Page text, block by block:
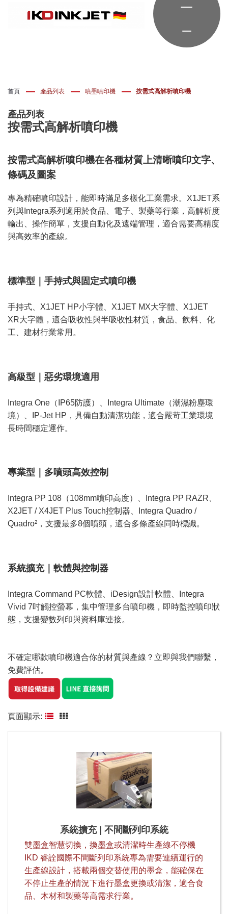
首頁 產品列表 噴墨噴印機 按需式高解析噴印機
產品列表
按需式高解析噴印機
按需式高解析噴印機在各種材質上清晰噴印文字、
條碼及圖案
專為精確噴印設計，能即時滿足多樣化工業需求。X1JET系
列與Integra系列適用於食品、電子、製藥等行業，高解析度
輸出、操作簡單，支援自動化及遠端管理，適合需要高精度
與高效率的產線。
標準型｜手持式與固定式噴印機
手持式、X1JET HP小字體、X1JET MX大字體、X1JET
XR大字體，適合吸收性與半吸收性材質，食品、飲料、化
工、建材行業常用。
高級型｜惡劣環境適用
Integra One（IP65防護）、Integra Ultimate（潮濕粉塵環
境）、IP-Jet HP，具備自動清潔功能，適合嚴苛工業環境
長時間穩定運作。
專業型｜多噴頭高效控制
Integra PP 108（108mm噴印高度）、Integra PP RAZR、
X2JET / X4JET Plus Touch控制器、Integra Quadro /
Quadro²，支援最多8個噴頭，適合多條產線同時標識。
系統擴充｜軟體與控制器
Integra Command PC軟體、iDesign設計軟體、Integra
Vivid 7吋觸控螢幕，集中管理多台噴印機，即時監控噴印狀
態，支援變數列印與資料庫連接。
不確定哪款噴印機適合你的材質與產線？立即與我們聯繫，
免費評估。
頁面顯示:
系統擴充 | 不間斷列印系統
雙墨盒智慧切換，換墨盒或清潔時生產線不停機
IKD 睿詮國際不間斷列印系統專為需要連續運行的
生產線設計，搭載兩個交替使用的墨盒，能確保在
不停止生產的情況下進行墨盒更換或清潔，適合食
品、木材和製藥等高需求行業。